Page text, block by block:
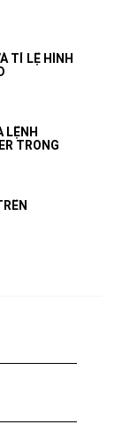
TỈ LỆ HÌNH
LỆNH
TRONG